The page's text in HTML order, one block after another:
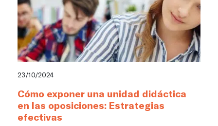
23/10/2024
Cómo exponer una unidad didáctica
en las oposiciones: Estrategias
efectivas